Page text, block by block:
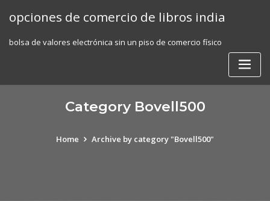
opciones de comercio de libros india
bolsa de valores electrónica sin un piso de comercio físico
Category Bovell500
Home Archive by category "Bovell500"